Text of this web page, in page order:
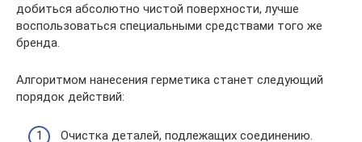
добиться абсолютно чистой поверхности, лучше
воспользоваться специальными средствами того же
бренда.
Алгоритмом нанесения герметика станет следующий
порядок действий:
Очистка деталей, подлежащих соединению.